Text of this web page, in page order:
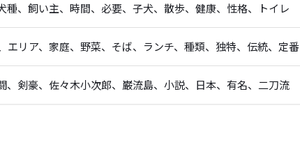
種、飼い主、時間、必要、子犬、散歩、健康、性格、トイレ
エリア、家庭、野菜、そば、ランチ、種類、独特、伝統、定番
、剣豪、佐々木小次郎、巌流島、小説、日本、有名、二刀流